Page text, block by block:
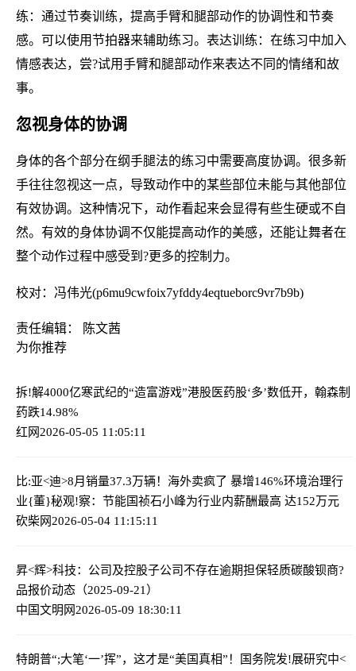
练：通过节奏训练，提高手臂和腿部动作的协调性和节奏
感。可以使用节拍器来辅助练习。表达训练：在练习中加入
情感表达，尝?试用手臂和腿部动作来表达不同的情绪和故
事。
忽视身体的协调
身体的各个部分在纲手腿法的练习中需要高度协调。很多新
手往往忽视这一点，导致动作中的某些部位未能与其他部位
有效协调。这种情况下，动作看起来会显得有些生硬或不自
然。有效的身体协调不仅能提高动作的美感，还能让舞者在
整个动作过程中感受到?更多的控制力。
校对：冯伟光(p6mu9cwfoix7yfddy4eqtueborc9vr7b9b)
责任编辑： 陈文茜
为你推荐
拆!解4000亿寒武纪的“造富游戏”港股医药股‘多’数低开，翰森制
药跌14.98%
红网2026-05-05 11:05:11
比:亚<迪>8月销量37.3万辆！海外卖疯了 暴增146%环境治理行
业{董}秘观!察：节能国祯石小峰为行业内薪酬最高 达152万元
砍柴网2026-05-04 11:15:11
昇<辉>科技：公司及控股子公司不存在逾期担保轻质碳酸钡商?
品报价动态（2025-09-21）
中国文明网2026-05-09 18:30:11
特朗普“;大笔‘一’挥”，这才是“美国真相”！
国务院发!展研究中<